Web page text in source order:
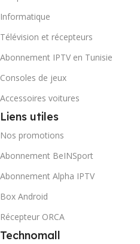
Informatique
Télévision et récepteurs
Abonnement IPTV en Tunisie
Consoles de jeux
Accessoires voitures
Liens utiles
Nos promotions
Abonnement BeINSport
Abonnement Alpha IPTV
Box Android
Récepteur ORCA
Technomall